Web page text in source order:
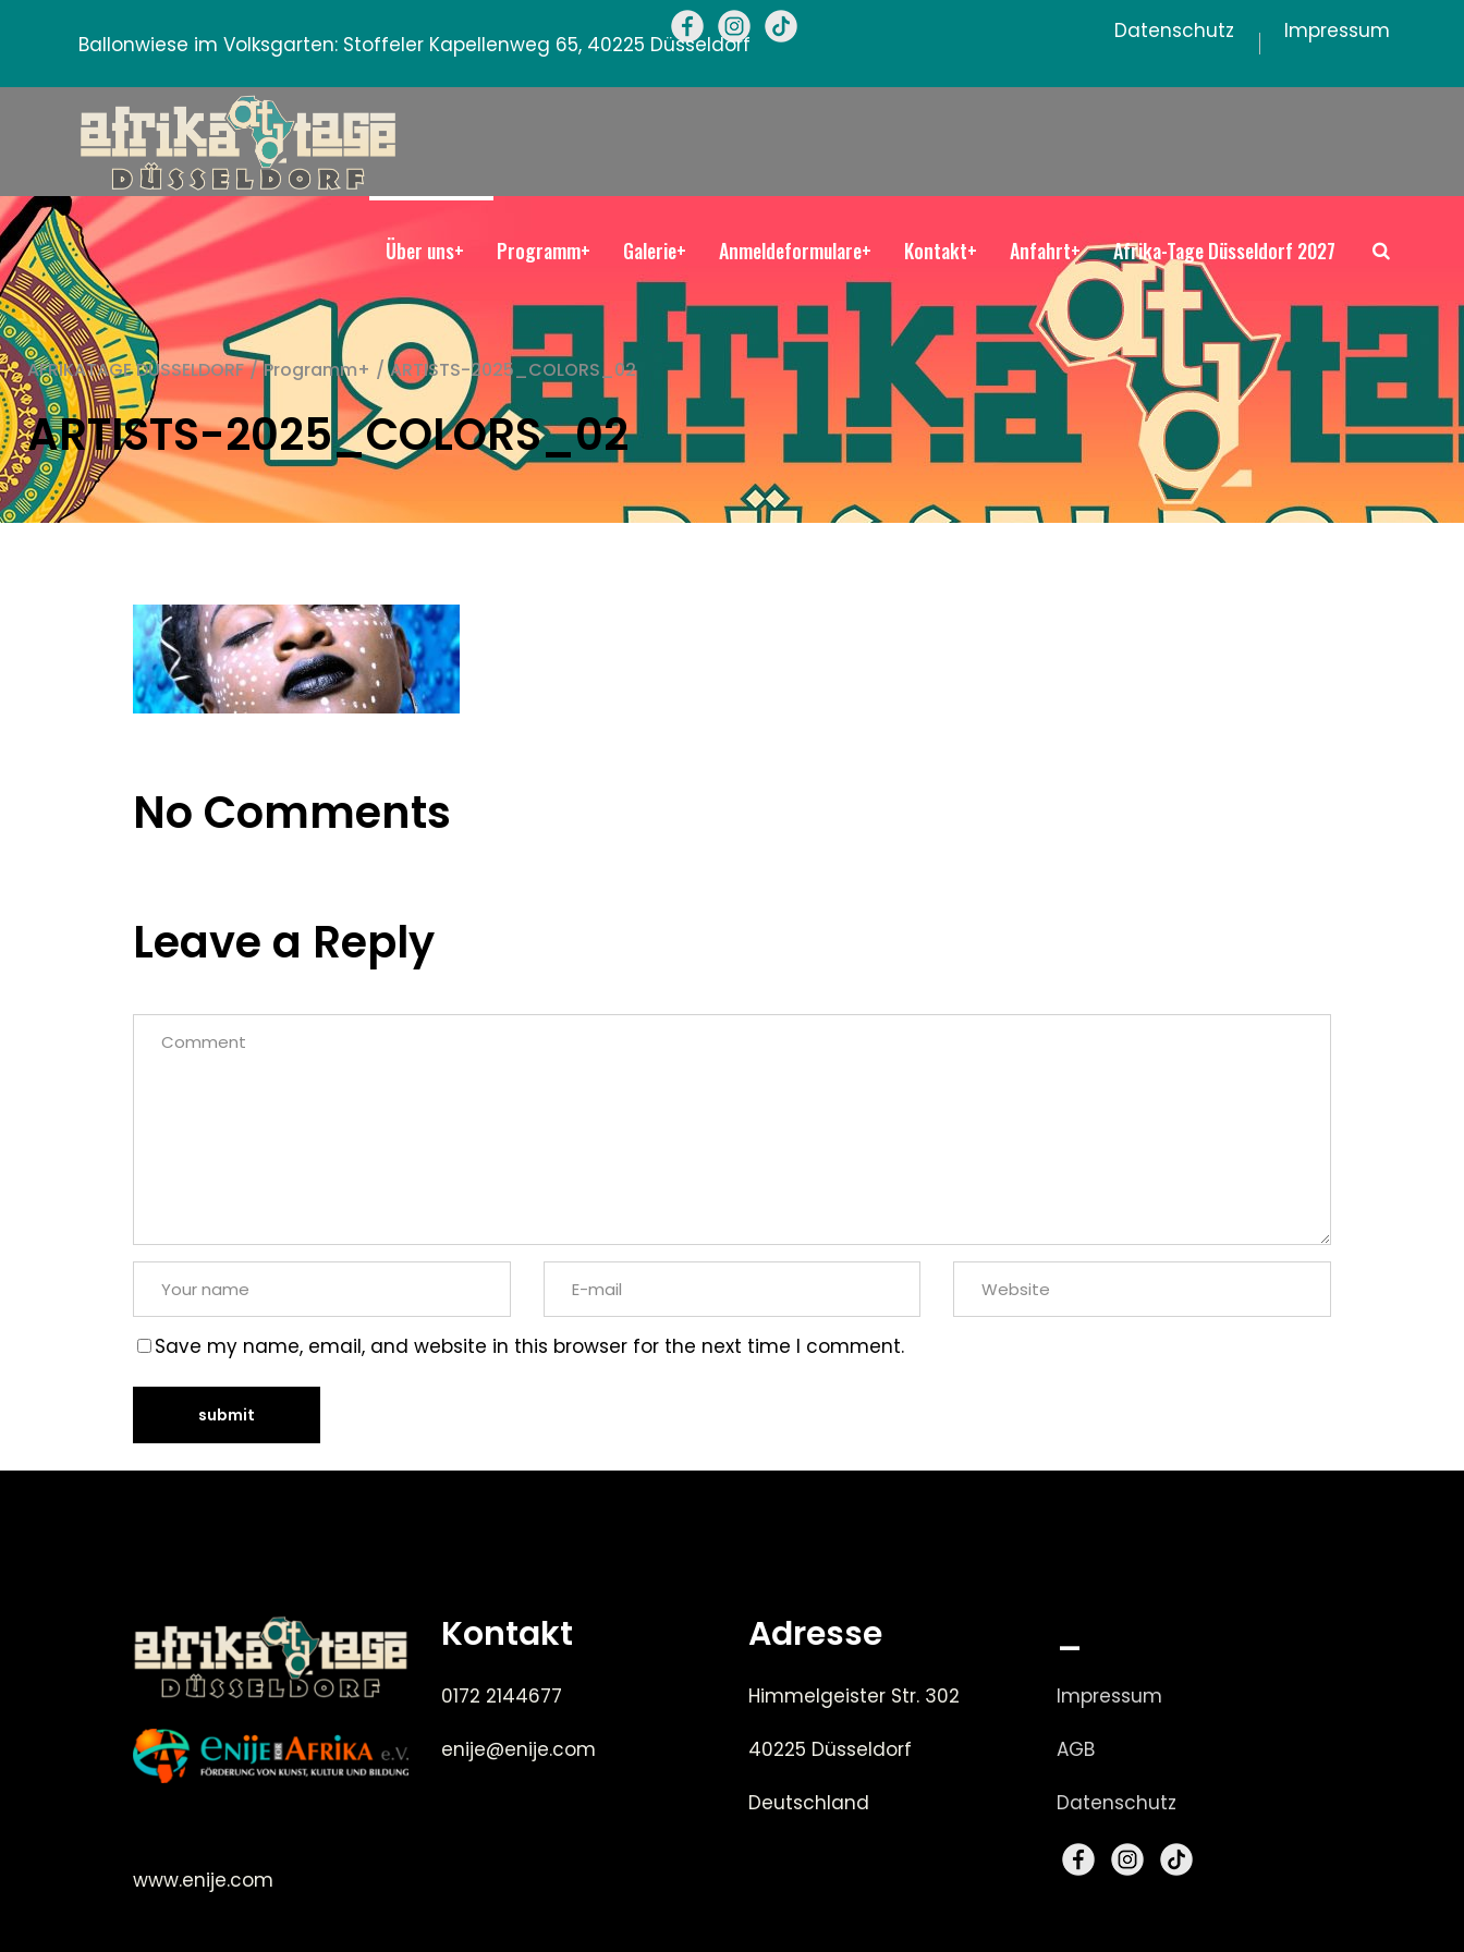
Ballonwiese im Volksgarten: Stoffeler Kapellenweg 65, 40225 Düsseldorf
Datenschutz Impressum
Über uns+ Programm+ Galerie+ Anmeldeformulare+ Kontakt+ Anfahrt+ Afrika-Tage Düsseldorf 2027
AFRIKATAGE DÜSSELDORF / Programm+ / ARTISTS-2025_COLORS_02
ARTISTS-2025_COLORS_02
No Comments
Leave a Reply
Save my name, email, and website in this browser for the next time I comment.
www.enije.com
Kontakt
0172 2144677
enije@enije.com
Adresse
Himmelgeister Str. 302
40225 Düsseldorf
Deutschland
_
Impressum
AGB
Datenschutz